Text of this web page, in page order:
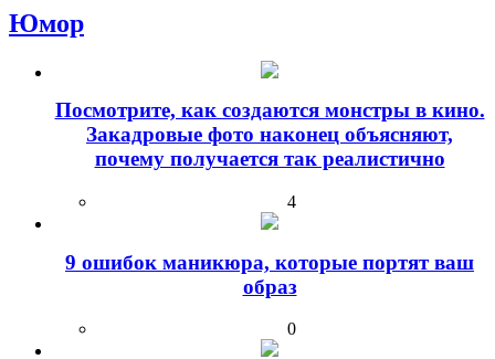
Юмор
Посмотрите, как создаются монстры в кино.
Закадровые фото наконец объясняют,
почему получается так реалистично
4
9 ошибок маникюра, которые портят ваш
образ
0